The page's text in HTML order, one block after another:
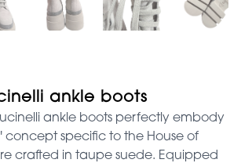
ankle boots
ankle boots perfectly embody
concept specific to the House of
crafted in taupe suede. Equipped